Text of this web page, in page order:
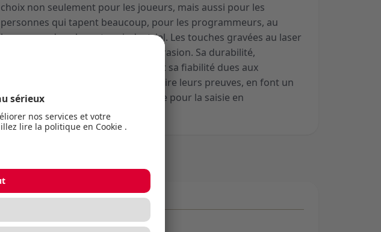
choix non seulement pour les joueurs, mais aussi pour les
personnes qui tapent beaucoup, pour les programmeurs, au
bureau ou dans le secteur industriel. Les touches gravées au laser
sont parfaitement résistantes à l’abrasion. Sa durabilité,
l’infaillibilité de ses commutations et sa fiabilité dues aux
interrupteurs MX, qui n’ont plus à faire leurs preuves, en font un
clavier idéal tant pour le gaming que pour la saisie en
bureautique.
Dimensions
Longueur sans emballage